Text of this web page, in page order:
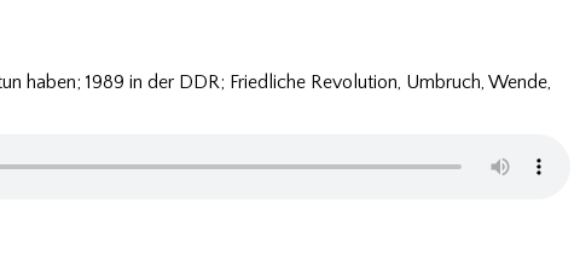
haben; 1989 in der DDR; Friedliche Revolution, Umbruch, Wende,